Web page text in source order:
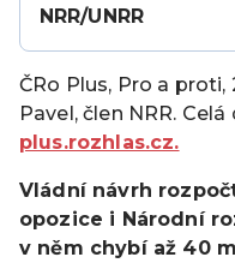
NRR/UNRR
ČRo Plus, Pro a proti,
Pavel, člen NRR.
plus.rozhlas.cz.
Vládní návrh
opozice i Národní
v něm chybí až 40